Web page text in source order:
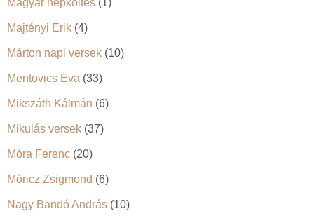
Majtényi Erik (4)
Márton napi versek (10)
Mentovics Éva (33)
Mikszáth Kálmán (6)
Mikulás versek (37)
Móra Ferenc (20)
Móricz Zsigmond (6)
Nagy Bandó András (10)